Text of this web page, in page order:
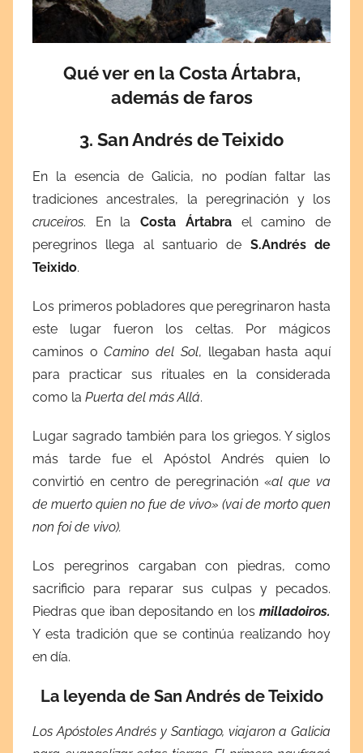
Qué ver en la Costa Ártabra,
además de faros
3. San Andrés de Teixido
En la esencia de Galicia, no podían faltar las
tradiciones ancestrales, la peregrinación y los
cruceiros. En laCosta Ártabrael camino de
peregrinos llega al santuario de S.Andrés de
Teixido.
Los primeros pobladores que peregrinaron hasta
este lugar fueron los celtas. Por mágicos
caminos oCamino del Sol, llegaban hasta aquí
para practicar sus rituales en la considerada
como la Puerta del más Allá.
Lugar sagrado también para los griegos. Y siglos
más tarde fue el Apóstol Andrés quien lo
convirtió en centro de peregrinación «al que va
de muerto quien no fue de vivo» (vai de morto quen
non foi de vivo).
Los peregrinos cargaban con piedras, como
sacrificio para reparar sus culpas y pecados.
Piedras que iban depositando en los milladoiros.
Y esta tradición que se continúa realizando hoy
en día.
La leyenda de San Andrés de Teixido
Los Apóstoles Andrés y Santiago, viajaron a Galicia